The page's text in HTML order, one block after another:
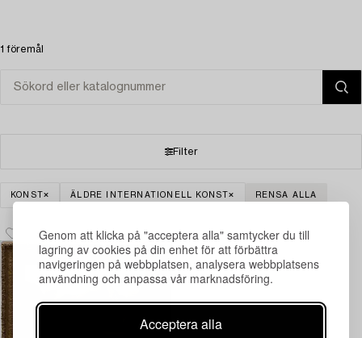
Genom att klicka på "acceptera alla" samtycker du till
lagring av cookies på din enhet för att förbättra
navigeringen på webbplatsen, analysera webbplatsens
användning och anpassa vår marknadsföring.
Acceptera alla
1 föremål
Filter
KONST ÄLDRE INTERNATIONELL KONST RENSA ALLA